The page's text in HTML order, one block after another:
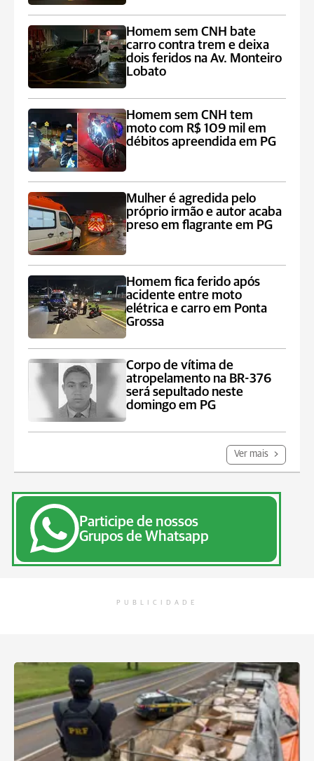
Homem sem CNH bate
carro contra trem e deixa
dois feridos na Av. Monteiro
Lobato
Homem sem CNH tem
moto com R$ 109 mil em
débitos apreendida em PG
Mulher é agredida pelo
próprio irmão e autor acaba
preso em flagrante em PG
Homem fica ferido após
acidente entre moto
elétrica e carro em Ponta
Grossa
Corpo de vítima de
atropelamento na BR-376
será sepultado neste
domingo em PG
Ver mais
Participe de nossos
Grupos de Whatsapp
PUBLICIDADE